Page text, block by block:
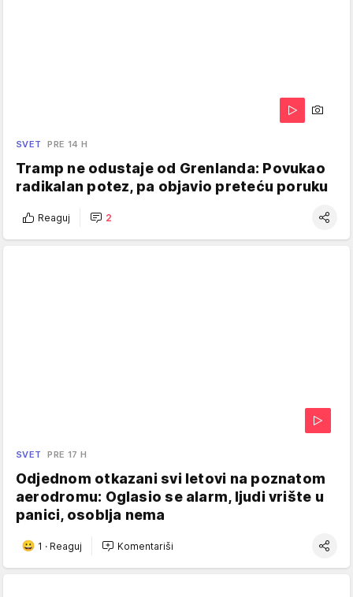
SVET PRE 14 H
Tramp ne odustaje od Grenlanda: Povukao
radikalan potez, pa objavio preteću poruku
Reaguj 2
SVET PRE 17 H
Odjednom otkazani svi letovi na poznatom
aerodromu: Oglasio se alarm, ljudi vrište u
panici, osoblja nema
1 · Reaguj Komentariši